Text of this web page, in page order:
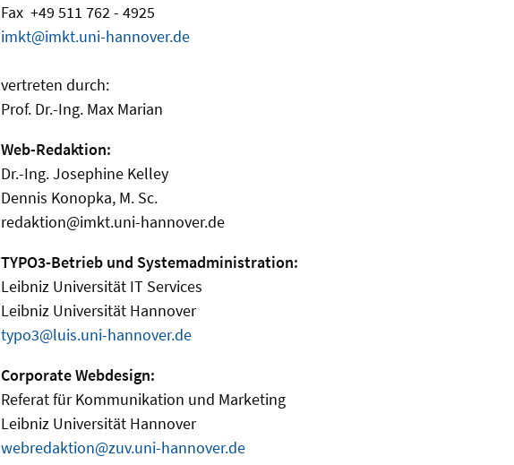
Fax +49 511 762 - 4925
imkt@imkt.uni-hannover.de
vertreten durch:
Prof. Dr.-Ing. Max Marian
Web-Redaktion:
Dr.-Ing. Josephine Kelley
Dennis Konopka, M. Sc.
redaktion@imkt.uni-hannover.de
TYPO3-Betrieb und Systemadministration:
Leibniz Universität IT Services
Leibniz Universität Hannover
typo3@luis.uni-hannover.de
Corporate Webdesign:
Referat für Kommunikation und Marketing
Leibniz Universität Hannover
webredaktion@zuv.uni-hannover.de